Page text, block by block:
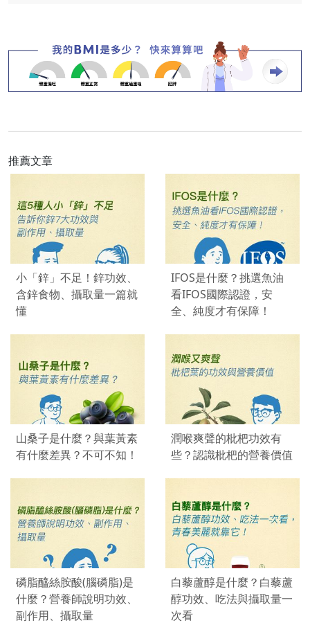
推薦文章
小「鋅」不足！鋅功效、
含鋅食物、攝取量一篇就
懂
IFOS是什麼？挑選魚油
看IFOS國際認證，安
全、純度才有保障！
山桑子是什麼？與葉黃素
有什麼差異？不可不知！
潤喉爽聲的枇杷功效有
些？認識枇杷的營養價值
磷脂醯絲胺酸(腦磷脂)是
什麼？營養師說明功效、
副作用、攝取量
白藜蘆醇是什麼？白藜蘆
醇功效、吃法與攝取量一
次看